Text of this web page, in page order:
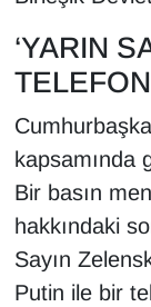
‘YARIN
kapsamında
Bir basın
hakkındaki
Sayın
Putin ile bir